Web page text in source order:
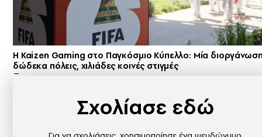
H Kaizen Gaming στο Παγκόσμιο Kύπελλο: Μία
δώδεκα πόλεις, χιλιάδες κοινές στιγμές
Σχολίασε εδώ